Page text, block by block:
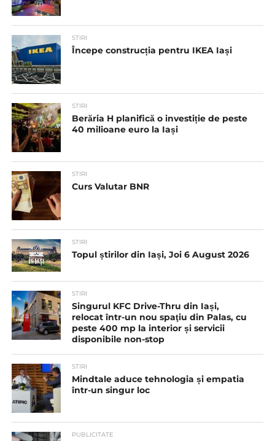
STIRI
Începe construcția pentru IKEA Iași
STIRI
Berăria H planifică o investiție de peste
40 milioane euro la Iași
STIRI
Curs Valutar BNR
STIRI
Topul știrilor din Iași, Joi 6 August 2026
STIRI
Singurul KFC Drive-Thru din Iași,
relocat într-un nou spaţiu din Palas, cu
peste 400 mp la interior și servicii
disponibile non-stop
STIRI
Mindtale aduce tehnologia și empatia
într-un singur loc
PUBLICITATE